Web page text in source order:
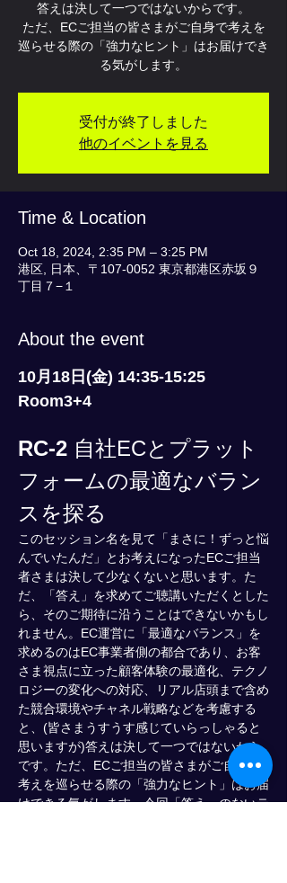
答えは決して一つではないからです。
ただ、ECご担当の皆さまがご自身で考えを
巡らせる際の「強力なヒント」はお届けでき
受付が終了しました
他のイベントを見る
Time & Location
Oct 18, 2024, 2:35 PM – 3:25 PM
港区, 日本、〒107-0052 東京都港区赤坂９
丁目７−１
About the event
10月18日(金) 14:35-15:25
Room3+4
RC-2 自社ECとプラット
フォームの最適なバラン
スを探る
このセッション名を見て「まさに！ずっと悩
んでいたんだ」とお考えになったECご担当
者さまは決して少なくないと思います。た
だ、「答え」を求めてご聴講いただくとした
ら、そのご期待に沿うことはできないかもし
れません。EC運営に「最適なバランス」を
求めるのはEC事業者側の都合であり、お客
さま視点に立った顧客体験の最適化、テクノ
ロジーの変化への対応、リアル店頭まで含め
た競合環境やチャネル戦略などを考慮する
と、(皆さまうすうす感じていらっしゃると
思いますが)答えは決して一つではないから
です。ただ、ECご担当の皆さまがご自身で
考えを巡らせる際の「強力なヒント」はお届
けできる気がします。今回「答え」のないテ